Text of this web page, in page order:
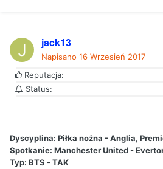
jack13
Napisano 16 Wrzesień 2017
Reputacja:
Status:
Dyscyplina: Piłka nożna - Anglia,
Spotkanie: Manchester United -
Typ: BTS - TAK